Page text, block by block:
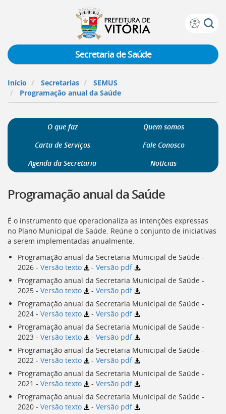
Prefeitura
Vitória
teclado:
para
a
página
acessibilidade
para
página
inicial
Portal
[]
Ir
para
o
Portal
de
Serviços
[]
Ir
para
a
de
secretarias
[]
Ir
para
a
Secretaria de Saúde
Início Secretarias
SEMUS
Programação anual da Saúde
O que faz
Quem somos
Carta de Serviços
Fale Conosco
Agenda da Secretaria
Notícias
Programação anual da Saúde
É o instrumento que operacionaliza as intenções expressas
no Plano Municipal de Saúde. Reúne o conjunto de iniciativas
a serem implementadas anualmente.
Programação anual da Secretaria Municipal de Saúde -
2026 - Versão texto - Versão pdf
Programação anual da Secretaria Municipal de Saúde -
2025 - Versão texto - Versão pdf
Programação anual da Secretaria Municipal de Saúde -
2024 - Versão texto - Versão pdf
Programação anual da Secretaria Municipal de Saúde -
2023 - Versão texto - Versão pdf
Programação anual da Secretaria Municipal de Saúde -
2022 - Versão texto - Versão pdf
Programação anual da Secretaria Municipal de Saúde -
2021 - Versão texto - Versão pdf
Programação anual da Secretaria Municipal de Saúde -
2020 - Versão texto - Versão pdf